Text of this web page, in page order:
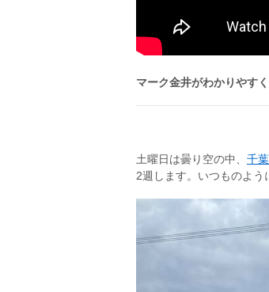
マーク金井がわかりやす
土曜日は曇り空の中、 千
2週します。いつものよう